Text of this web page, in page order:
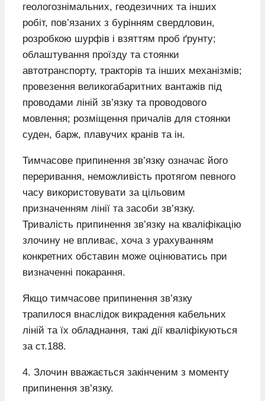
геологознімальних, геодезичних та інших
робіт, пов’язаних з бурінням свердловин,
розробкою шурфів і взяттям проб ґрунту;
облаштування проїзду та стоянки
автотранспорту, тракторів та інших механізмів;
провезення великогабаритних вантажів під
проводами ліній зв’язку та проводового
мовлення; розміщення причалів для стоянки
суден, барж, плавучих кранів та ін.
Тимчасове припинення зв’язку означає його
переривання, неможливість протягом певного
часу використовувати за цільовим
призначенням лінії та засоби зв’язку.
Тривалість припинення зв’язку на кваліфікацію
злочину не впливає, хоча з урахуванням
конкретних обставин може оцінюватись при
визначенні покарання.
Якщо тимчасове припинення зв’язку
трапилося внаслідок викрадення кабельних
ліній та їх обладнання, такі дії кваліфікуються
за ст.188.
4. Злочин вважається закінченим з моменту
припинення зв’язку.